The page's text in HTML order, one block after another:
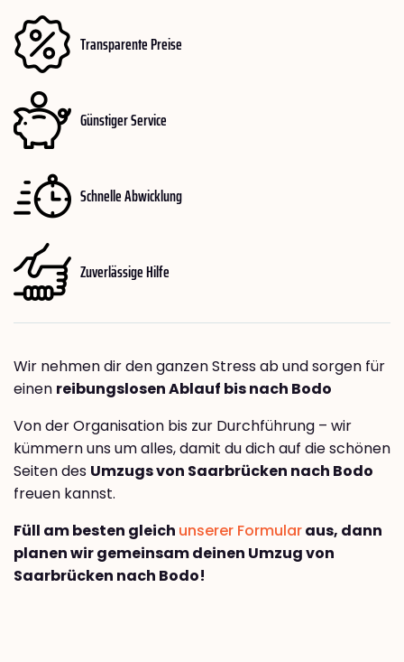
Transparente Preise
Günstiger Service
Schnelle Abwicklung
Zuverlässige Hilfe
Wir nehmen dir den ganzen Stress ab und sorgen für
einen reibungslosen Ablauf bis nach Bodo
Von der Organisation bis zur Durchführung – wir
kümmern uns um alles, damit du dich auf die schönen
Seiten des Umzugs von Saarbrücken nach Bodo
freuen kannst.
Füll am besten gleich unserer Formularaus, dann
planen wir gemeinsam deinen Umzug von
Saarbrücken nach Bodo!